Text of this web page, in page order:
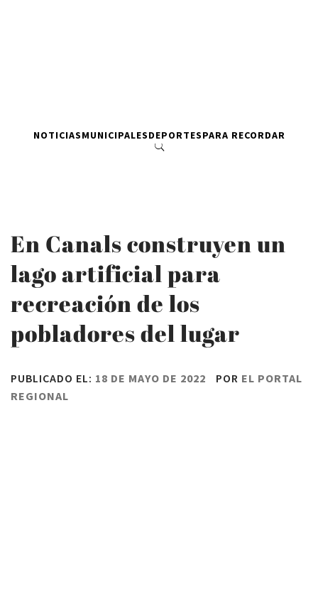
NOTICIASMUNICIPALESDEPORTESPARA RECORDAR
En Canals construyen un
lago artificial para
recreación de los
pobladores del lugar
PUBLICADO EL: 18 DE MAYO DE 2022 POR EL PORTAL
REGIONAL